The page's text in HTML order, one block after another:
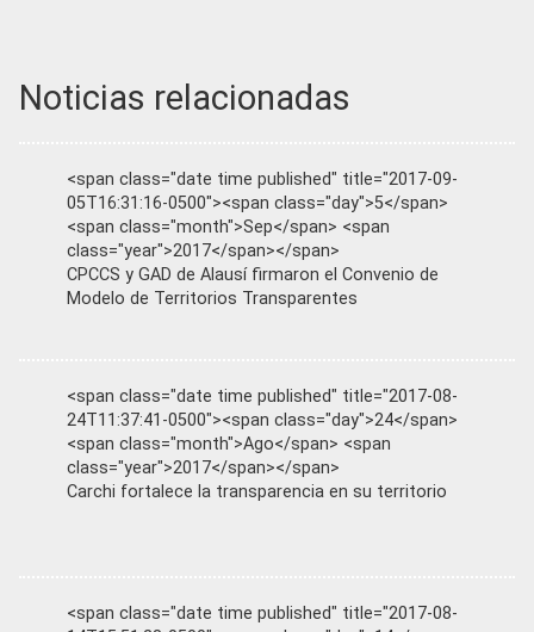
Noticias relacionadas
<span class="date time published" title="2017-09-
05T16:31:16-0500"><span class="day">5</span>
<span class="month">Sep</span> <span
class="year">2017</span></span>
CPCCS y GAD de Alausí firmaron el Convenio de
Modelo de Territorios Transparentes
<span class="date time published" title="2017-08-
24T11:37:41-0500"><span class="day">24</span>
<span class="month">Ago</span> <span
class="year">2017</span></span>
Carchi fortalece la transparencia en su territorio
<span class="date time published" title="2017-08-